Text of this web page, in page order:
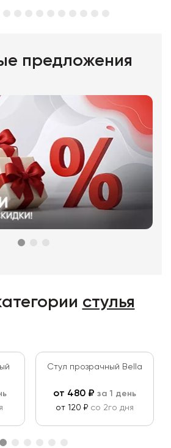
предложения
стулья
Стул прозрачный Bella
от 480 ₽ за 1 день
от 120 ₽ со 2го дня